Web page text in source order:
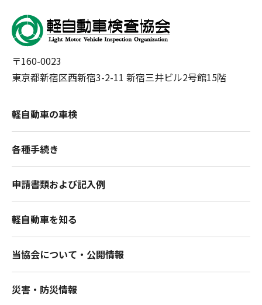
〒160-0023
東京都新宿区西新宿3-2-11 新宿三井ビル2号館15階
軽自動車の車検
各種手続き
申請書類および記入例
軽自動車を知る
当協会について・公開情報
災害・防災情報